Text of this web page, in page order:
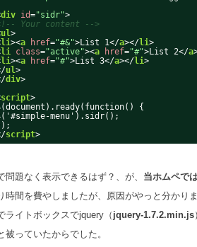
div id="sidr">
Your content -->
ul>
li><a href="#&">List 1</a></li>
li class="active"><a href="#">List 2</a
li><a href="#">List 3</a></li>
ul>
div>
script>
{
menu').sidr();
script>
問題なく表示できるはず？、が、 当ホムペで
時間を費やしましたが、原因がやっと分かりま
ライトボックスでjquery（ jquery-1.7.2.min.js
被っていたからでした。